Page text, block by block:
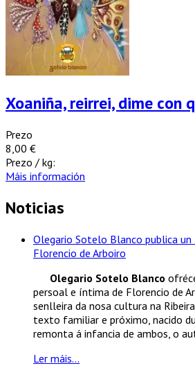
Xoaniña, reirrei, dime con
Prezo
8,00 €
Prezo / kg:
Máis información
Noticias
Olegario Sotelo Blanco publica un
Florencio de Arboiro
Olegario Sotelo Blanco
persoal e íntima de Florencio de
senlleira da nosa cultura na
texto familiar e próximo, nacido
remonta á infancia de ambos, o
Ler máis...